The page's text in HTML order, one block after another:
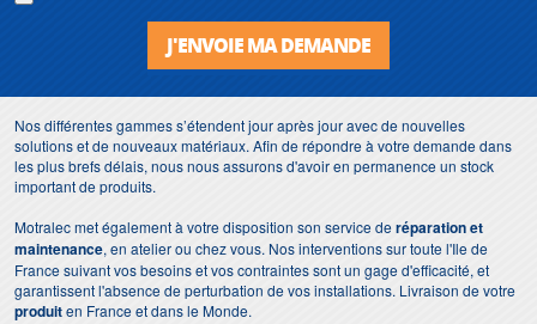
J'ENVOIE MA DEMANDE
Nos différentes gammes s’étendent jour après jour avec de nouvelles
solutions et de nouveaux matériaux. Afin de répondre à votre demande dans
les plus brefs délais, nous nous assurons d'avoir en permanence un stock
important de produits.
Motralec met également à votre disposition son service deréparation et
maintenance, en atelier ou chez vous. Nos interventions sur toute l'Ile de
France suivant vos besoins et vos contraintes sont un gage d'efficacité, et
garantissent l'absence de perturbation de vos installations. Livraison de votre
produiten France et dans le Monde.